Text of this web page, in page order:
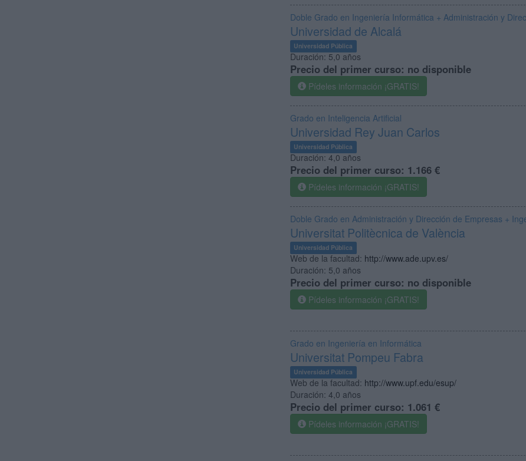
Doble Grado en Ingeniería Informática + Administración y
Universidad de Alcalá
Universidad Pública
Duración: 5,0 años
Precio del primer curso: no disponible
Pídeles información ¡GRATIS!
Grado en Inteligencia Artificial
Universidad Rey Juan Carlos
Universidad Pública
Duración: 4,0 años
Precio del primer curso: 1.166 €
Pídeles información ¡GRATIS!
Doble Grado en Administración y Dirección de Empresas +
Universitat Politècnica de València
Universidad Pública
Web de la facultad: http://www.ade.upv.es/
Duración: 5,0 años
Precio del primer curso: no disponible
Pídeles información ¡GRATIS!
Grado en Ingeniería en Informática
Universitat Pompeu Fabra
Universidad Pública
Web de la facultad: http://www.upf.edu/esup/
Duración: 4,0 años
Precio del primer curso: 1.061 €
Pídeles información ¡GRATIS!